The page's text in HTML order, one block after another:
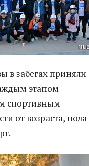
в забегах приняли
этапом
спортивным
от возраста,